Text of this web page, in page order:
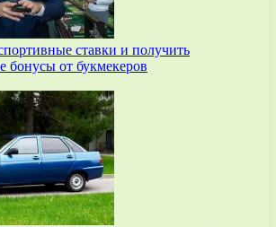
ставки и получить
бонусы от букмекеров